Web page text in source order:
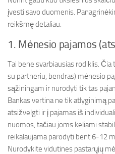
įvesti savo duomenis.
reikšmę detaliau.
1. Mėnesio pajamos
Tai bene svarbiausias rodiklis.
su partneriu, bendras) mėnesio
sąžiningam ir nurodyti tik tas
Bankas vertina ne tik atlyginimą
atsižvelgti ir į pajamas iš
nuomos, tačiau joms keliami
reikalaujama parodyti bent 6-12
Nurodykite vidutines pastarųjų